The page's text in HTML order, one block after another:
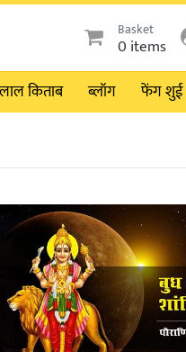
Basket
0 items
लाल किताब ब्लॉग फेंग शुई